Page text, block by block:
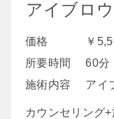
アイブロ
価格
￥
所要時間
60分
施術内容
アイ
カウンセリング